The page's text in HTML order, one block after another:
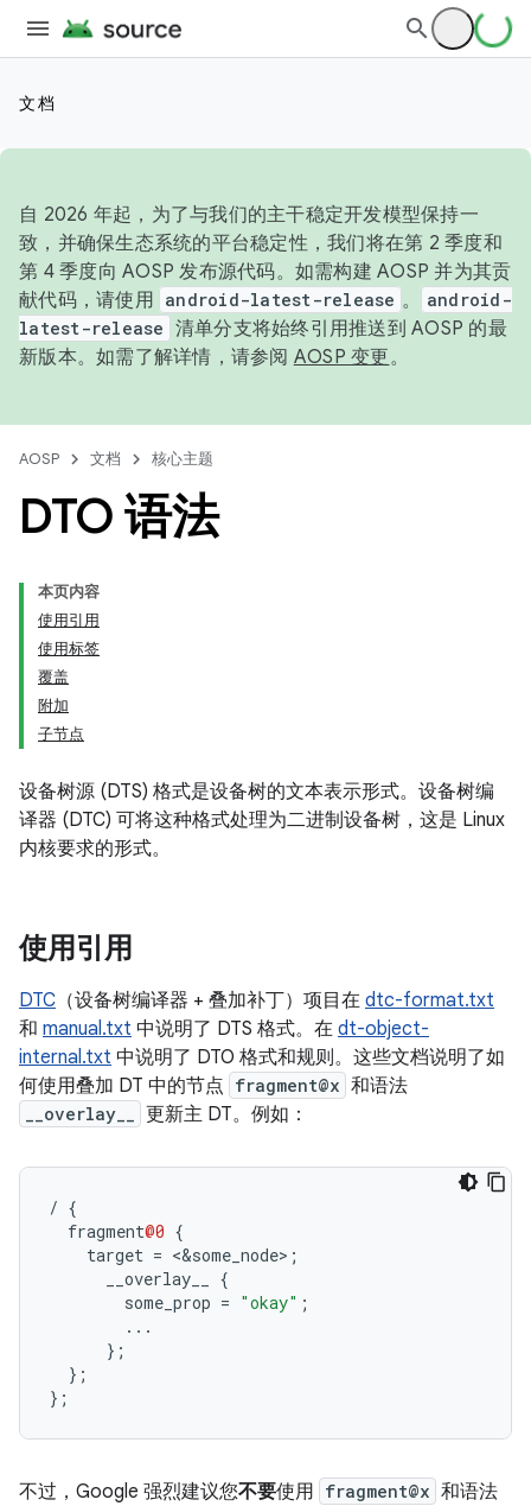
文档
自 2026 年起，为了与我们的主干稳定开发模型保持一
致，并确保生态系统的平台稳定性，我们将在第 2 季度和
第 4 季度向 AOSP 发布源代码。如需构建 AOSP 并为其贡
献代码，请使用 android-latest-release 。
android-
latest-release 清单分支将始终引用推送到 AOSP 的最
新版本。如需了解详情，请参阅 AOSP 变更。
AOSP 文档 核心主题
DTO 语法
本页内容
使用引用
使用标签
覆盖
附加
子节点
设备树源 (DTS) 格式是设备树的文本表示形式。设备树编
译器 (DTC) 可将这种格式处理为二进制设备树，这是 Linux
内核要求的形式。
使用引用
DTC （设备树编译器 + 叠加补丁）项目在 dtc-format.txt
和 manual.txt 中说明了 DTS 格式。在 dt-object-
internal.txt 中说明了 DTO 格式和规则。这些文档说明了如
何使用叠加 DT 中的节点 fragment@x 和语法
__overlay__ 更新主 DT。例如：
/ {
fragment@0 {
target = <&some_node> ;
__overlay__
{
some_prop = "okay" ;
...
};
};
};
不过，Google 强烈建议您不要使用 fragment@x 和语法